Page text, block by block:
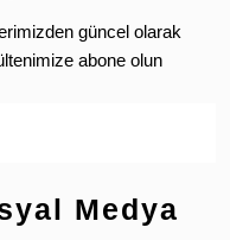
güncel olarak
abone olun
Medya